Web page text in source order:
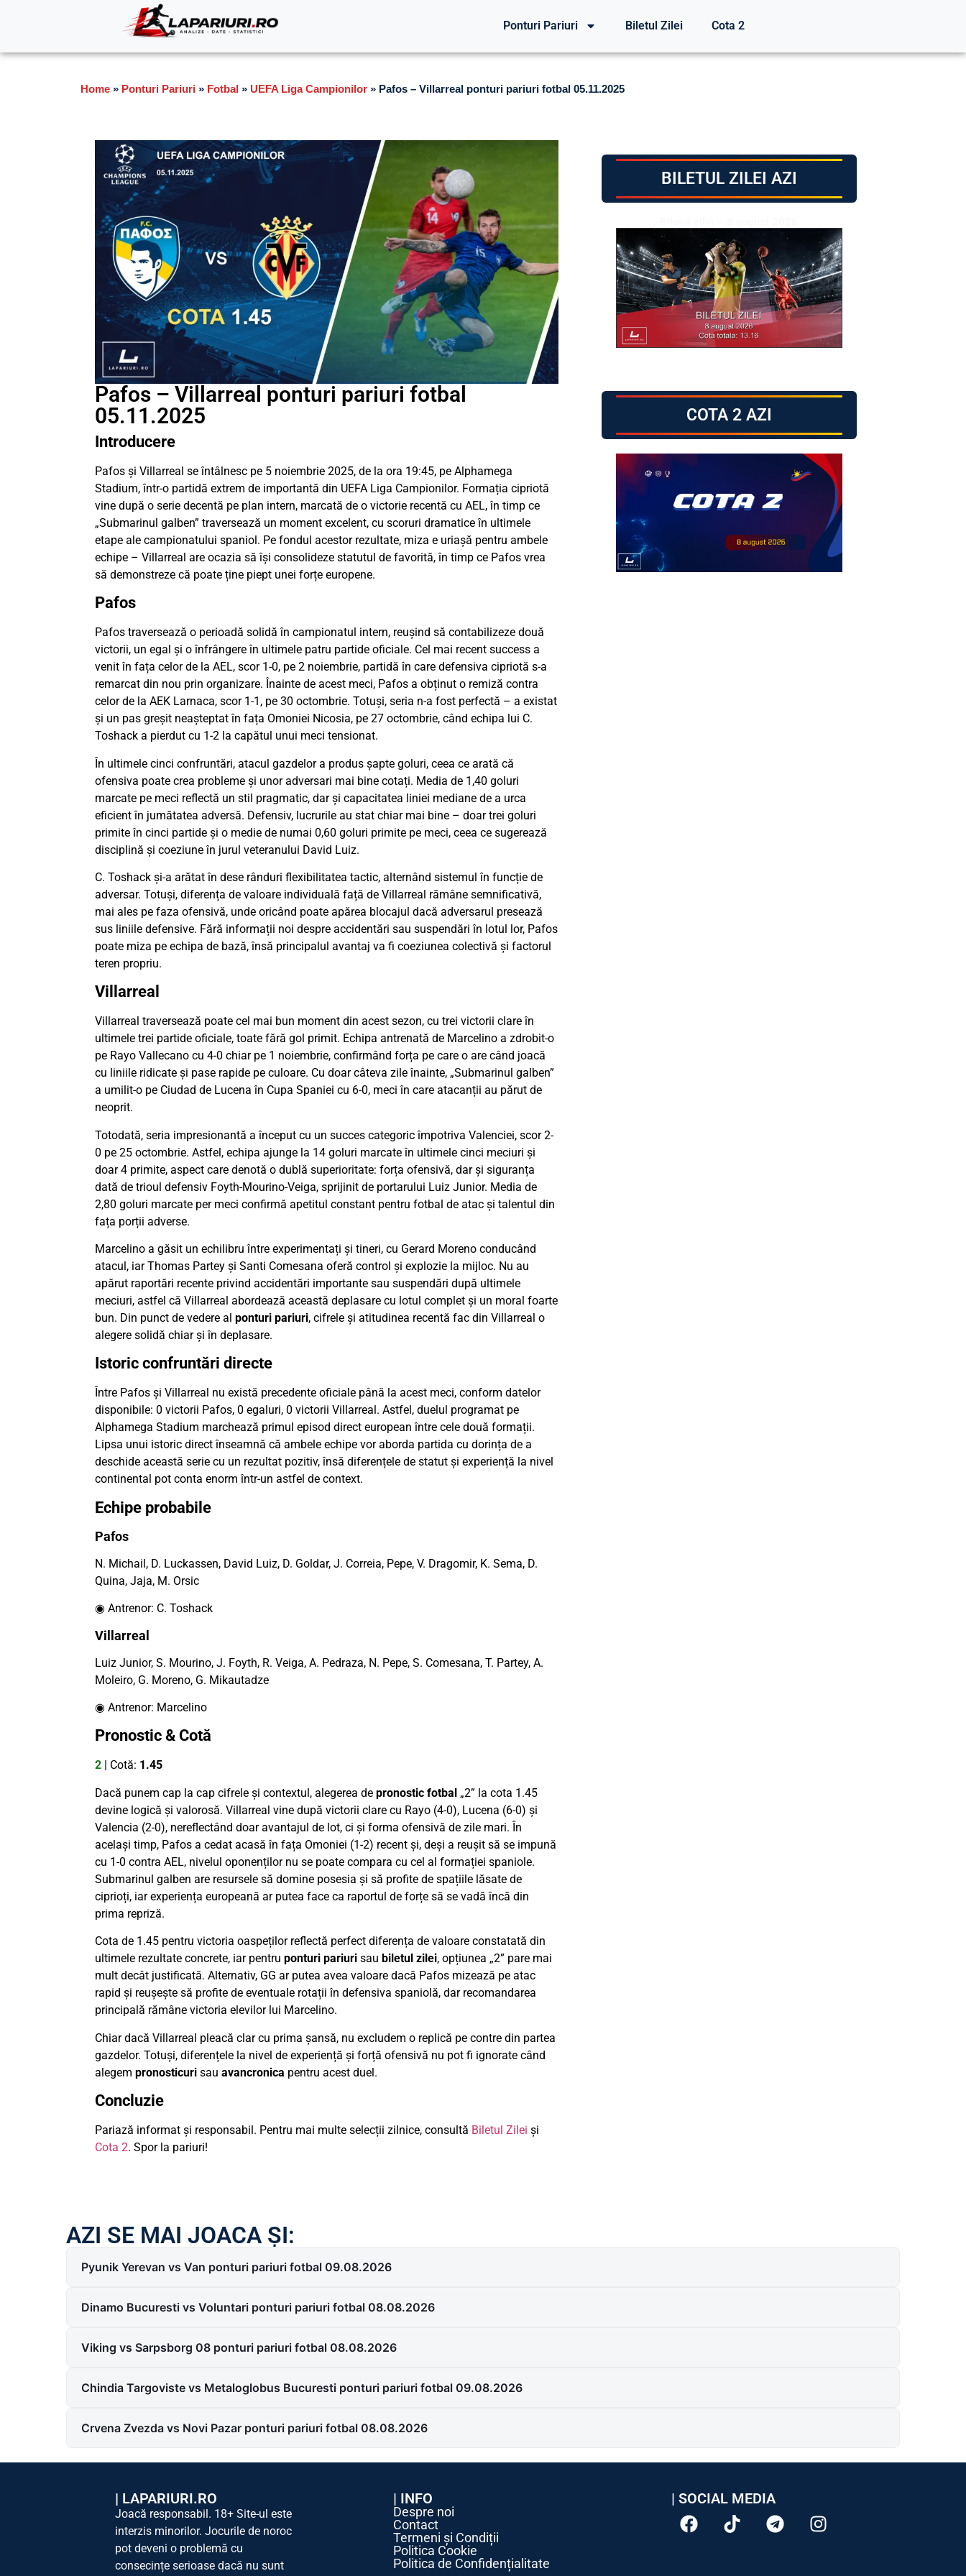
Ponturi Pariuri Biletul Zilei Cota 2
Home » Ponturi Pariuri » Fotbal » UEFA Liga Campionilor » Pafos – Villarreal ponturi pariuri fotbal 05.11.2025
Pafos – Villarreal ponturi pariuri fotbal
05.11.2025
Introducere
Pafos și Villarreal se întâlnesc pe 5 noiembrie 2025, de la ora 19:45, pe Alphamega
Stadium, într-o partidă extrem de importantă din UEFA Liga Campionilor. Formația cipriotă
vine după o serie decentă pe plan intern, marcată de o victorie recentă cu AEL, în timp ce
„Submarinul galben” traversează un moment excelent, cu scoruri dramatice în ultimele
etape ale campionatului spaniol. Pe fondul acestor rezultate, miza e uriașă pentru ambele
echipe – Villarreal are ocazia să își consolideze statutul de favorită, în timp ce Pafos vrea
să demonstreze că poate ține piept unei forțe europene.
Pafos
Pafos traversează o perioadă solidă în campionatul intern, reușind să contabilizeze două
victorii, un egal și o înfrângere în ultimele patru partide oficiale. Cel mai recent success a
venit în fața celor de la AEL, scor 1-0, pe 2 noiembrie, partidă în care defensiva cipriotă s-a
remarcat din nou prin organizare. Înainte de acest meci, Pafos a obținut o remiză contra
celor de la AEK Larnaca, scor 1-1, pe 30 octombrie. Totuși, seria n-a fost perfectă – a existat
și un pas greșit neașteptat în fața Omoniei Nicosia, pe 27 octombrie, când echipa lui C.
Toshack a pierdut cu 1-2 la capătul unui meci tensionat.
În ultimele cinci confruntări, atacul gazdelor a produs șapte goluri, ceea ce arată că
ofensiva poate crea probleme și unor adversari mai bine cotați. Media de 1,40 goluri
marcate pe meci reflectă un stil pragmatic, dar și capacitatea liniei mediane de a urca
eficient în jumătatea adversă. Defensiv, lucrurile au stat chiar mai bine – doar trei goluri
primite în cinci partide și o medie de numai 0,60 goluri primite pe meci, ceea ce sugerează
disciplină și coeziune în jurul veteranului David Luiz.
C. Toshack și-a arătat în dese rânduri flexibilitatea tactic, alternând sistemul în funcție de
adversar. Totuși, diferența de valoare individuală față de Villarreal rămâne semnificativă,
mai ales pe faza ofensivă, unde oricând poate apărea blocajul dacă adversarul presează
sus liniile defensive. Fără informații noi despre accidentări sau suspendări în lotul lor, Pafos
poate miza pe echipa de bază, însă principalul avantaj va fi coeziunea colectivă și factorul
teren propriu.
Villarreal
Villarreal traversează poate cel mai bun moment din acest sezon, cu trei victorii clare în
ultimele trei partide oficiale, toate fără gol primit. Echipa antrenată de Marcelino a zdrobit-o
pe Rayo Vallecano cu 4-0 chiar pe 1 noiembrie, confirmând forța pe care o are când joacă
cu liniile ridicate și pase rapide pe culoare. Cu doar câteva zile înainte, „Submarinul galben”
a umilit-o pe Ciudad de Lucena în Cupa Spaniei cu 6-0, meci în care atacanții au părut de
neoprit.
Totodată, seria impresionantă a început cu un succes categoric împotriva Valenciei, scor 2-
0 pe 25 octombrie. Astfel, echipa ajunge la 14 goluri marcate în ultimele cinci meciuri și
doar 4 primite, aspect care denotă o dublă superioritate: forța ofensivă, dar și siguranța
dată de trioul defensiv Foyth-Mourino-Veiga, sprijinit de portarului Luiz Junior. Media de
2,80 goluri marcate per meci confirmă apetitul constant pentru fotbal de atac și talentul din
fața porții adverse.
Marcelino a găsit un echilibru între experimentați și tineri, cu Gerard Moreno conducând
atacul, iar Thomas Partey și Santi Comesana oferă control și explozie la mijloc. Nu au
apărut raportări recente privind accidentări importante sau suspendări după ultimele
meciuri, astfel că Villarreal abordează această deplasare cu lotul complet și un moral foarte
bun. Din punct de vedere al ponturi pariuri, cifrele și atitudinea recentă fac din Villarreal o
alegere solidă chiar și în deplasare.
Istoric confruntări directe
Între Pafos și Villarreal nu există precedente oficiale până la acest meci, conform datelor
disponibile: 0 victorii Pafos, 0 egaluri, 0 victorii Villarreal. Astfel, duelul programat pe
Alphamega Stadium marchează primul episod direct european între cele două formații.
Lipsa unui istoric direct înseamnă că ambele echipe vor aborda partida cu dorința de a
deschide această serie cu un rezultat pozitiv, însă diferențele de statut și experiență la nivel
continental pot conta enorm într-un astfel de context.
Echipe probabile
Pafos
N. Michail, D. Luckassen, David Luiz, D. Goldar, J. Correia, Pepe, V. Dragomir, K. Sema, D.
Quina, Jaja, M. Orsic
◉ Antrenor: C. Toshack
Villarreal
Luiz Junior, S. Mourino, J. Foyth, R. Veiga, A. Pedraza, N. Pepe, S. Comesana, T. Partey, A.
Moleiro, G. Moreno, G. Mikautadze
◉ Antrenor: Marcelino
Pronostic & Cotă
2 | Cotă: 1.45
Dacă punem cap la cap cifrele și contextul, alegerea de pronostic fotbal „2” la cota 1.45
devine logică și valorosă. Villarreal vine după victorii clare cu Rayo (4-0), Lucena (6-0) și
Valencia (2-0), nereflectând doar avantajul de lot, ci și forma ofensivă de zile mari. În
același timp, Pafos a cedat acasă în fața Omoniei (1-2) recent și, deși a reușit să se impună
cu 1-0 contra AEL, nivelul oponenților nu se poate compara cu cel al formației spaniole.
Submarinul galben are resursele să domine posesia și să profite de spațiile lăsate de
ciprioți, iar experiența europeană ar putea face ca raportul de forțe să se vadă încă din
prima repriză.
Cota de 1.45 pentru victoria oaspeților reflectă perfect diferența de valoare constatată din
ultimele rezultate concrete, iar pentru ponturi pariuri sau biletul zilei, opțiunea „2” pare mai
mult decât justificată. Alternativ, GG ar putea avea valoare dacă Pafos mizează pe atac
rapid și reușește să profite de eventuale rotații în defensiva spaniolă, dar recomandarea
principală rămâne victoria elevilor lui Marcelino.
Chiar dacă Villarreal pleacă clar cu prima șansă, nu excludem o replică pe contre din partea
gazdelor. Totuși, diferențele la nivel de experiență și forță ofensivă nu pot fi ignorate când
alegem pronosticuri sau avancronica pentru acest duel.
Concluzie
Pariază informat și responsabil. Pentru mai multe selecții zilnice, consultă Biletul Zilei și
Cota 2. Spor la pariuri!
BILETUL ZILEI AZI
COTA 2 AZI
AZI SE MAI JOACA ȘI:
Pyunik Yerevan vs Van ponturi pariuri fotbal 09.08.2026
Dinamo Bucuresti vs Voluntari ponturi pariuri fotbal 08.08.2026
Viking vs Sarpsborg 08 ponturi pariuri fotbal 08.08.2026
Chindia Targoviste vs Metaloglobus Bucuresti ponturi pariuri fotbal 09.08.2026
Crvena Zvezda vs Novi Pazar ponturi pariuri fotbal 08.08.2026
| LAPARIURI.RO
Joacă responsabil. 18+ Site-ul este
interzis minorilor. Jocurile de noroc
pot deveni o problemă cu
consecințe serioase dacă nu sunt
| INFO
Despre noi
Contact
Termeni și Condiții
Politica Cookie
Politica de Confidențialitate
| SOCIAL MEDIA